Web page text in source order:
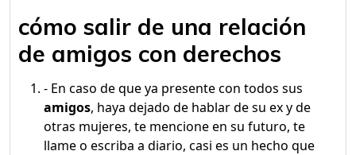
cómo salir de una relación
de amigos con derechos
- En caso de que ya presente con todos sus
amigos, haya dejado de hablar de su ex y de
otras mujeres, te mencione en su futuro, te
llame o escriba a diario, casi es un hecho que